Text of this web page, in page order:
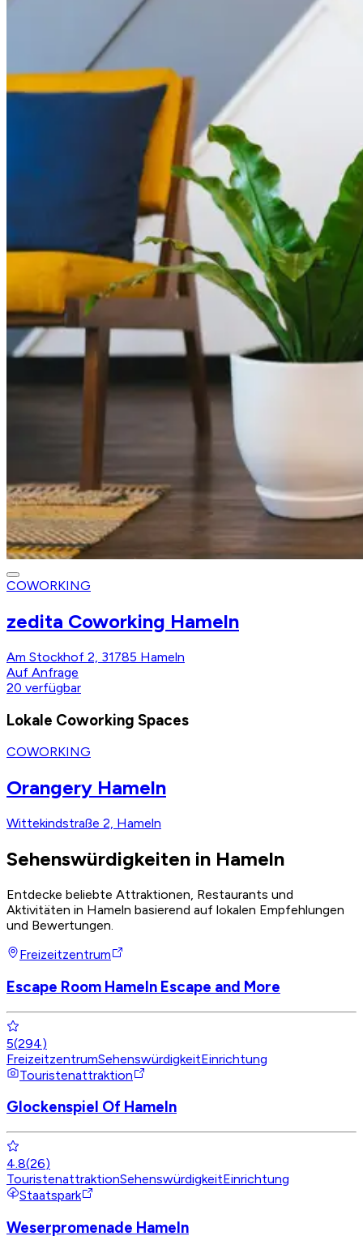
COWORKING
zedita Coworking Hameln
Am Stockhof 2, 31785 Hameln
Auf Anfrage
20 verfügbar
Lokale Coworking Spaces
COWORKING
Orangery Hameln
Wittekindstraße 2, Hameln
Sehenswürdigkeiten in Hameln
Entdecke beliebte Attraktionen, Restaurants und
Aktivitäten in Hameln basierend auf lokalen Empfehlungen
und Bewertungen.
Freizeitzentrum
Escape Room Hameln Escape and More
5(294)
FreizeitzentrumSehenswürdigkeitEinrichtung
Touristenattraktion
Glockenspiel Of Hameln
4.8(26)
TouristenattraktionSehenswürdigkeitEinrichtung
Staatspark
Weserpromenade Hameln